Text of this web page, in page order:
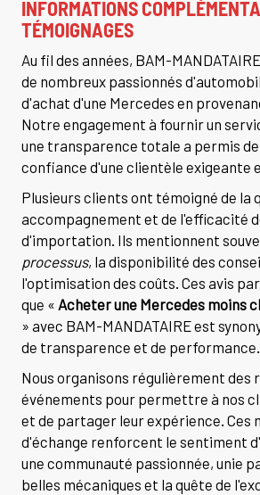
INFORMATIONS
TÉMOIGNAGES
Au fil des années, BAM-
de nombreux passionnés
d'achat d'une Mercedes en
Notre engagement à fournir un
une transparence totale a permis
confiance d'une clientèle exigeante
Plusieurs clients ont témoigné de la
accompagnement et de l'efficacité
d'importation. Ils mentionnent
processus, la disponibilité des
l'optimisation des coûts. Ces avis
que « Acheter une Mercedes moins
» avec BAM-MANDATAIRE est
de transparence et de performance.
Nous organisons régulièrement des
événements pour permettre à nos
et de partager leur expérience. Ces
d'échange renforcent le sentiment
une communauté passionnée, unie
belles mécaniques et la quête de